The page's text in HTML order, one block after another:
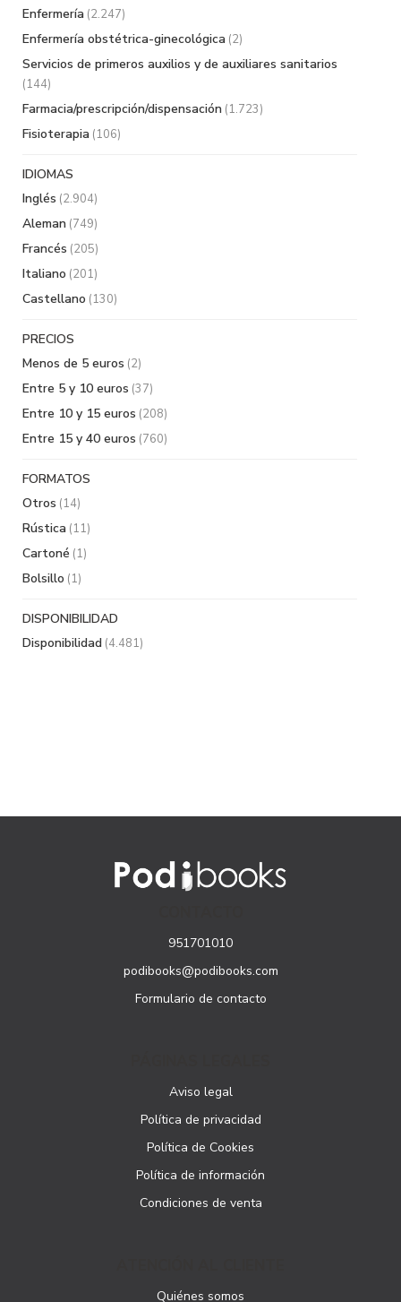
Enfermería (2.247)
Enfermería obstétrica-ginecológica (2)
Servicios de primeros auxilios y de auxiliares sanitarios
(144)
Farmacia/prescripción/dispensación (1.723)
Fisioterapia (106)
IDIOMAS
Inglés (2.904)
Aleman (749)
Francés (205)
Italiano (201)
Castellano (130)
PRECIOS
Menos de 5 euros (2)
Entre 5 y 10 euros (37)
Entre 10 y 15 euros (208)
Entre 15 y 40 euros (760)
FORMATOS
Otros (14)
Rústica (11)
Cartoné (1)
Bolsillo (1)
DISPONIBILIDAD
Disponibilidad (4.481)
951701010
podibooks@podibooks.com
Formulario de contacto
Aviso legal
Política de privacidad
Política de Cookies
Política de información
Condiciones de venta
Quiénes somos